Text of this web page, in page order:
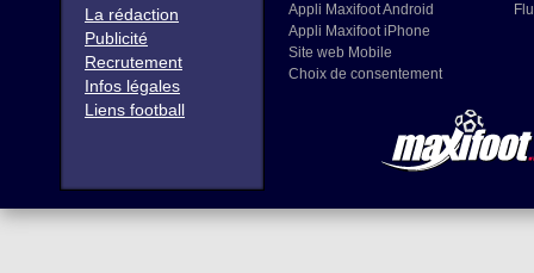
La rédaction
Publicité
Recrutement
Infos légales
Liens football
Appli Maxifoot Android
Appli Maxifoot iPhone
Site web Mobile
Choix de consentement